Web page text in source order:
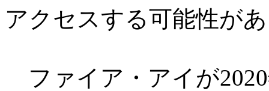
アクセスする可能性が
ファイア・アイが